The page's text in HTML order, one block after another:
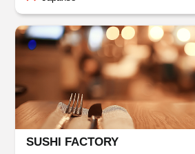
SUSHI FACTORY